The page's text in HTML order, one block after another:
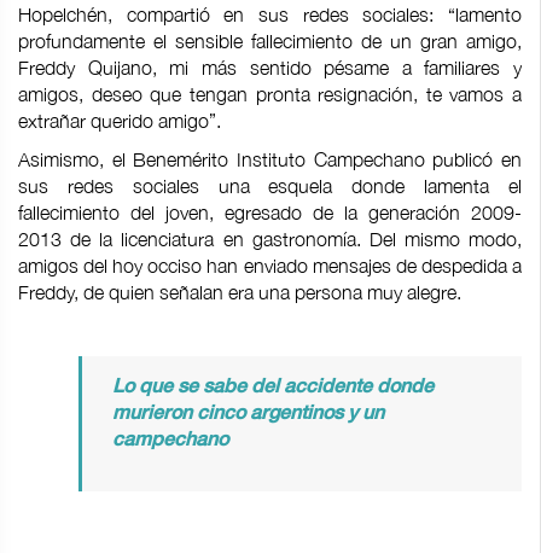
Hopelchén, compartió en sus redes sociales: “lamento
profundamente el sensible fallecimiento de un gran amigo,
Freddy Quijano, mi más sentido pésame a familiares y
amigos, deseo que tengan pronta resignación, te vamos a
extrañar querido amigo”.
Asimismo, el Benemérito Instituto Campechano publicó en
sus redes sociales una esquela donde lamenta el
fallecimiento del joven, egresado de la generación 2009-
2013 de la licenciatura en gastronomía. Del mismo modo,
amigos del hoy occiso han enviado mensajes de despedida a
Freddy, de quien señalan era una persona muy alegre.
Lo que se sabe del accidente donde
murieron cinco argentinos y un
campechano